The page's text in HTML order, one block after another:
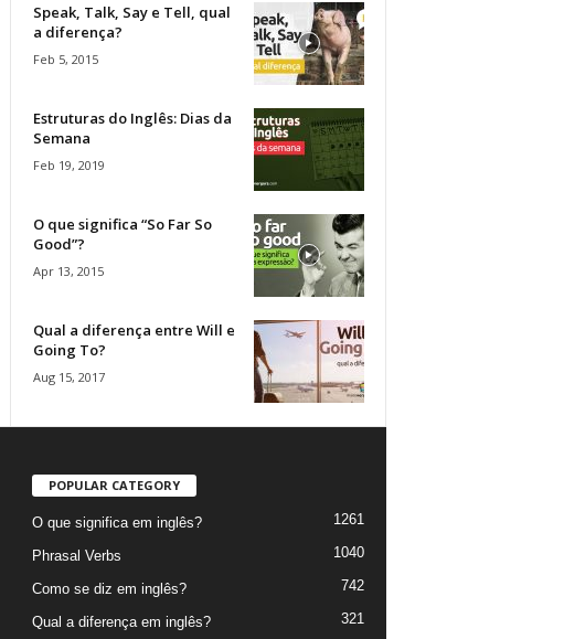
Speak, Talk, Say e Tell, qual
a diferença?
Feb 5, 2015
Estruturas do Inglês: Dias da
Semana
Feb 19, 2019
O que significa “So Far So
Good”?
Apr 13, 2015
Qual a diferença entre Will e
Going To?
Aug 15, 2017
POPULAR CATEGORY
O que significa em inglês? 1261
Phrasal Verbs 1040
Como se diz em inglês? 742
Qual a diferença em inglês? 321